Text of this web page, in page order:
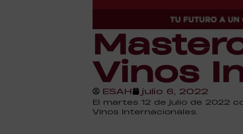
Vinos
ESAH julio 6, 2022
El martes 12 de julio de 2022
Vinos Internacionales.